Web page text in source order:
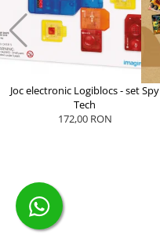
Joc electronic Logiblocs - set Spy
Tech
172,00 RON